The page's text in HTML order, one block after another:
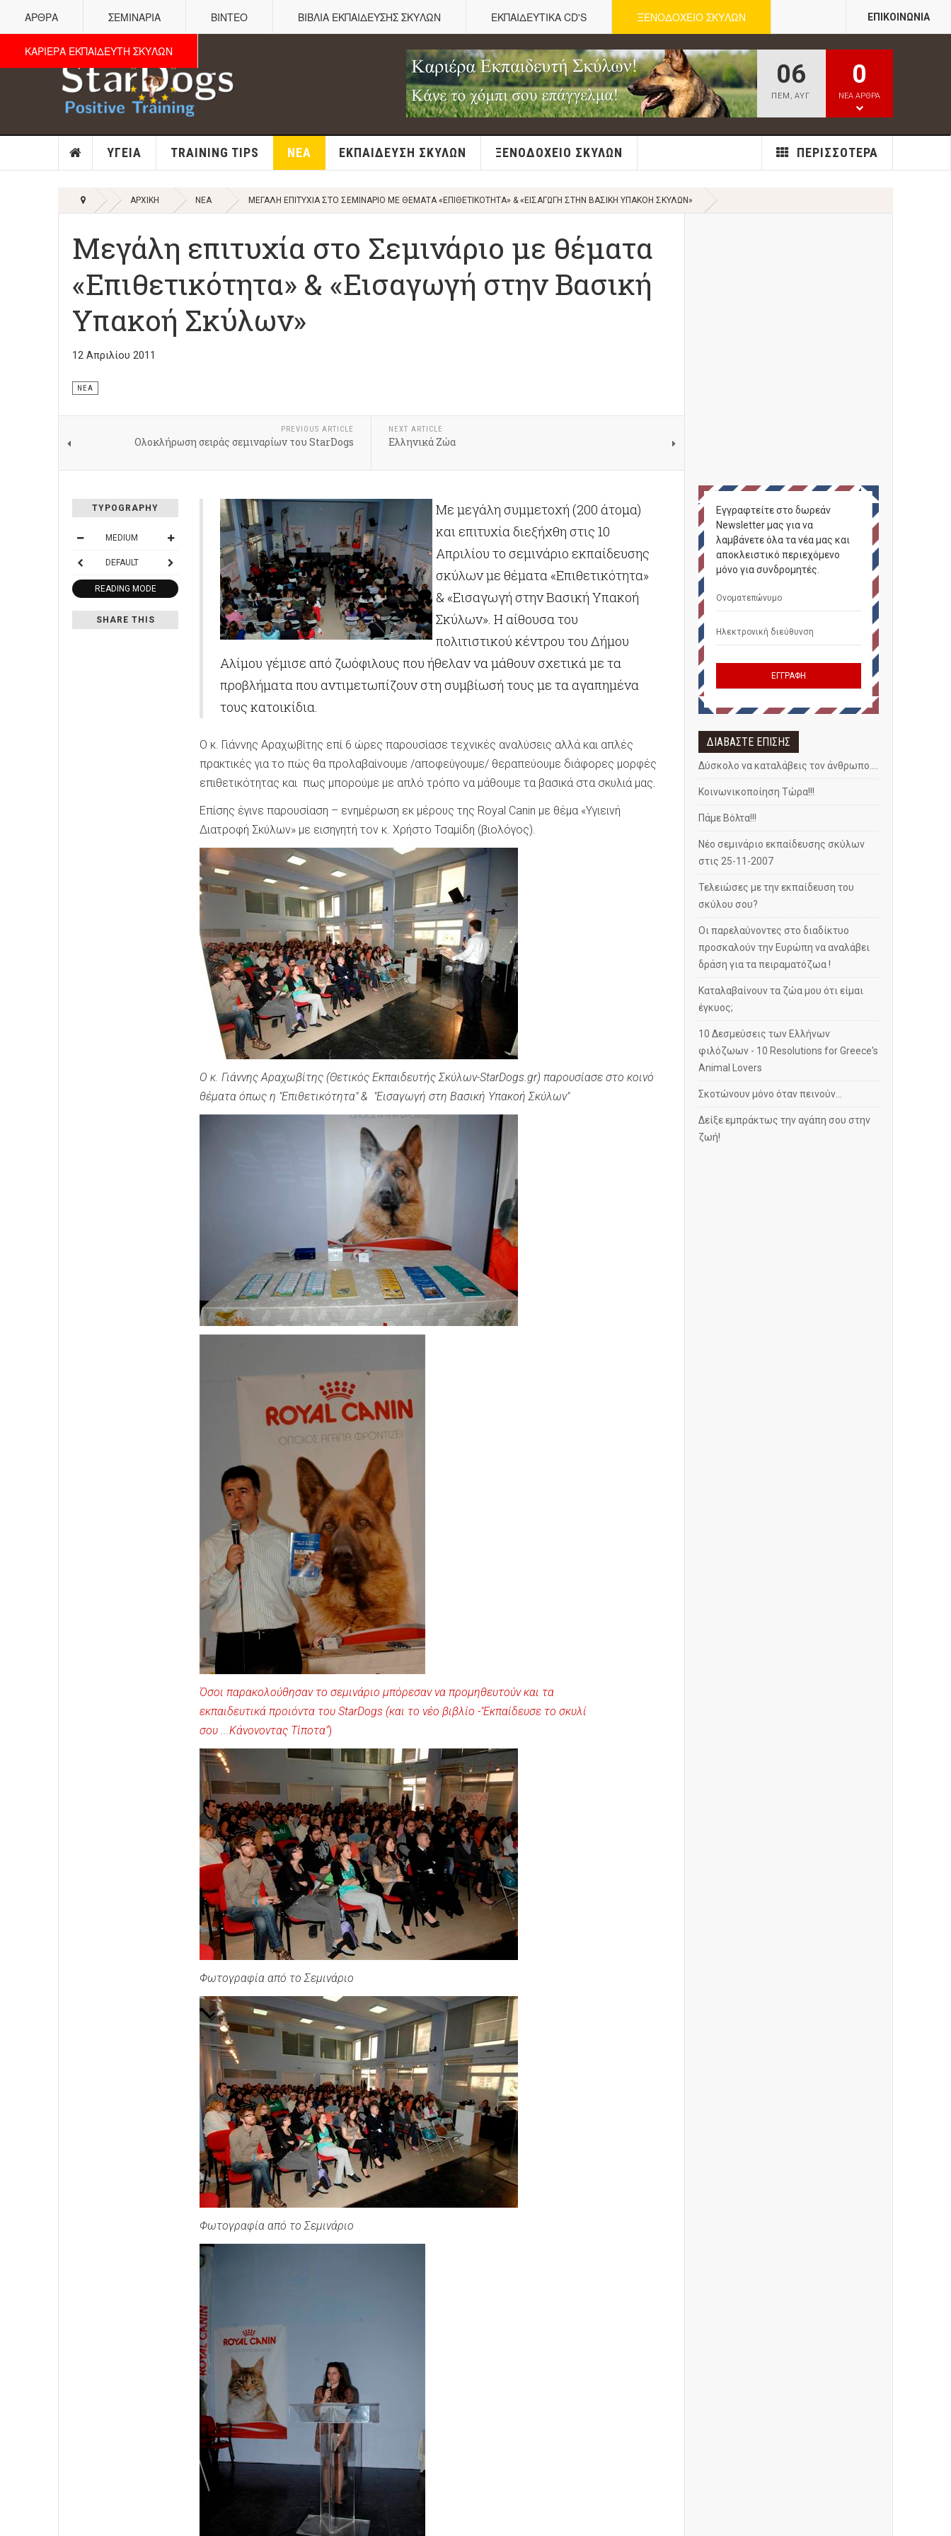
ΑΡΘΡΑ ΣΕΜΙΝΑΡΙΑ ΒΙΝΤΕΟ ΒΙΒΛΙΑ ΕΚΠΑΙΔΕΥΣΗΣ ΣΚΥΛΩΝ ΕΚΠΑΙΔΕΥΤΙΚΑ CD'S ΞΕΝΟΔΟΧΕΙΟ ΣΚΥΛΩΝ
ΚΑΡΙΕΡΑ ΕΚΠΑΙΔΕΥΤΗ ΣΚΥΛΩΝ
ΕΠΙΚΟΙΝΩΝΊΑ
06
ΠΕΜ ,ΑΥΓ
0
ΝΕΑ ΑΡΘΡΑ
ΥΓΕΊΑ TRAINING TIPS ΝΈΑ ΕΚΠΑΊΔΕΥΣΗ ΣΚΎΛΩΝ ΞΕΝΟΔΟΧΕΊΟ ΣΚΎΛΩΝ ΠΕΡΙΣΣΌΤΕΡΑ
ΑΡΧΙΚΉ ΝΈΑ ΜΕΓΆΛΗ ΕΠΙΤΥΧΊΑ ΣΤΟ ΣΕΜΙΝΆΡΙΟ ΜΕ ΘΈΜΑΤΑ «ΕΠΙΘΕΤΙΚΌΤΗΤΑ» & «ΕΙΣΑΓΩΓΉ ΣΤΗΝ ΒΑΣΙΚΉ ΥΠΑΚΟΉ ΣΚΎΛΩΝ»
Μεγάλη επιτυχία στο Σεμινάριο με θέματα
«Επιθετικότητα» & «Εισαγωγή στην Βασική
Υπακοή Σκύλων»
12 Απριλίου 2011
ΝΈΑ
PREVIOUS ARTICLE
Ολοκλήρωση σειράς σεμιναρίων του StarDogs
NEXT ARTICLE
Ελληνικά Ζώα
TYPOGRAPHY
MEDIUM
DEFAULT
READING MODE
SHARE THIS
Με μεγάλη συμμετοχή (200 άτομα)
και επιτυχία διεξήχθη στις 10
Απριλίου το σεμινάριο εκπαίδευσης
σκύλων με θέματα «Επιθετικότητα»
& «Εισαγωγή στην Βασική Υπακοή
Σκύλων». Η αίθουσα του
πολιτιστικού κέντρου του Δήμου
Αλίμου γέμισε από ζωόφιλους που ήθελαν να μάθουν σχετικά με τα
προβλήματα που αντιμετωπίζουν στη συμβίωσή τους με τα αγαπημένα
τους κατοικίδια.
Ο κ. Γιάννης Αραχωβίτης επί 6 ώρες παρουσίασε τεχνικές αναλύσεις αλλά και απλές
πρακτικές για το πώς θα προλαβαίνουμε /αποφεύγουμε/ θεραπεύουμε διάφορες μορφές
επιθετικότητας και πως μπορούμε με απλό τρόπο να μάθουμε τα βασικά στα σκυλιά μας.
Επίσης έγινε παρουσίαση – ενημέρωση εκ μέρους της Royal Canin με θέμα «Υγιεινή
Διατροφή Σκύλων» με εισηγητή τον κ. Χρήστο Τσαμίδη (βιολόγος).
Ο κ. Γιάννης Αραχωβίτης (Θετικός Εκπαιδευτής Σκύλων-StarDogs.gr) παρουσίασε στο κοινό
θέματα όπως η "Επιθετικότητα" & "Εισαγωγή στη Βασική Υπακοή Σκύλων"
Όσοι παρακολούθησαν το σεμινάριο μπόρεσαν να προμηθευτούν και τα
εκπαιδευτικά προιόντα του StarDogs (και το νέο βιβλίο -"Εκπαίδευσε το σκυλί
σου ...Κάνονοντας Τίποτα")
Φωτογραφία από το Σεμινάριο
Φωτογραφία από το Σεμινάριο
Εγγραφτείτε στο δωρεάν
Newsletter μας για να
λαμβάνετε όλα τα νέα μας και
αποκλειστικό περιεχόμενο
μόνο για συνδρομητές.
ΔΙΑΒΑΣΤΕ ΕΠΙΣΗΣ
Δύσκολο να καταλάβεις τον άνθρωπο....
Κοινωνικοποίηση Τώρα!!!
Πάμε Βόλτα!!!
Νέο σεμινάριο εκπαίδευσης σκύλων
στις 25-11-2007
Τελειώσες με την εκπαίδευση του
σκύλου σου?
Oι παρελαύνοντες στο διαδίκτυο
προσκαλούν την Ευρώπη να αναλάβει
δράση για τα πειραματόζωα !
Καταλαβαίνουν τα ζώα μου ότι είμαι
έγκυος;
10 Δεσμεύσεις των Ελλήνων
φιλόζωων - 10 Resolutions for Greece's
Animal Lovers
Σκοτώνουν μόνο όταν πεινούν…
Δείξε εμπράκτως την αγάπη σου στην
ζωή!